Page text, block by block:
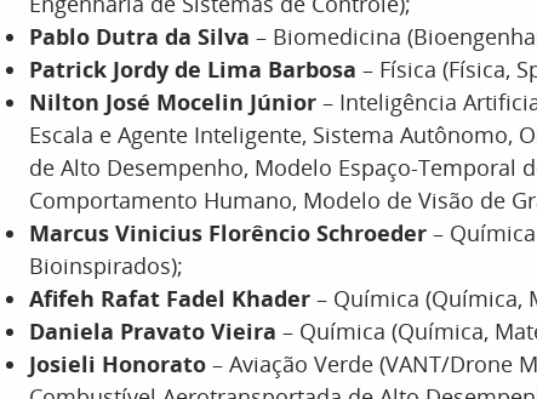
Pablo Dutra da Silva – Biomedicina
Patrick Jordy de Lima Barbosa – Física (Física,
Nilton José Mocelin Júnior – Inteligência
Escala e Agente Inteligente, Sistema Autônomo,
de Alto Desempenho, Modelo Espaço-Temporal
Comportamento Humano, Modelo de Visão de
Marcus Vinicius Florêncio Schroeder –
Bioinspirados);
Afifeh Rafat Fadel Khader – Química (Química,
Daniela Pravato Vieira – Química (Química,
Josieli Honorato – Aviação Verde (VANT/Drone